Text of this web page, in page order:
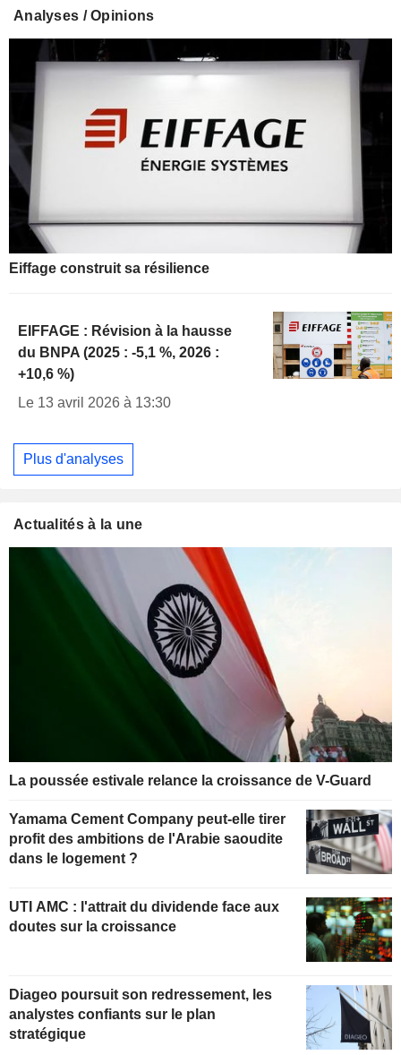
Analyses / Opinions
Eiffage construit sa résilience
EIFFAGE : Révision à la hausse
du BNPA (2025 : -5,1 %, 2026 :
+10,6 %)
Le 13 avril 2026 à 13:30
Plus d'analyses
Actualités à la une
La poussée estivale relance la croissance de V-Guard
Yamama Cement Company peut-elle tirer
profit des ambitions de l'Arabie saoudite
dans le logement ?
UTI AMC : l'attrait du dividende face aux
doutes sur la croissance
Diageo poursuit son redressement, les
analystes confiants sur le plan
stratégique